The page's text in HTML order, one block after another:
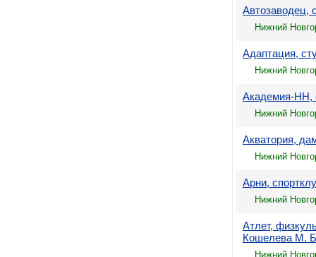
Автозаводец,
Нижний
Адаптация,
Нижний
Академия-НН,
Нижний
Акватория,
Нижний
Арни,
Нижний
Атлет,
Кошелева М.
Нижний